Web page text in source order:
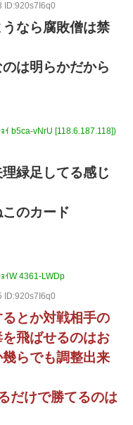
ID:920s7I6q0
なら腐敗僧は禁
は明らかだから
ｲ b5ca-vNrU [118.6.187.118])
緑足してる感じ
のカード
ｲW 4361-LWDp
ID:920s7I6q0
とか対戦相手の
飛ばせるのはお
らでも調整出来
だけで勝てるのは